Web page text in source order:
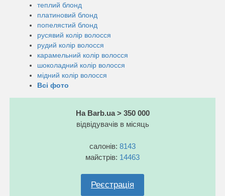
теплий блонд
платиновий блонд
попелястий блонд
русявий колір волосся
рудий колір волосся
карамельний колір волосся
шоколадний колір волосся
мідний колір волосся
Всі фото
На Barb.ua > 350 000
відвідувачів в місяць
салонів: 8143
майстрів: 14463
Реєстрація